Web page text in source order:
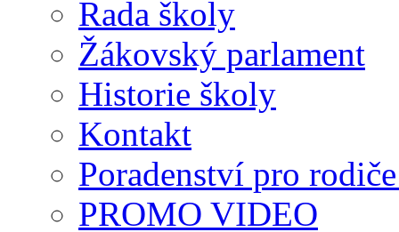
Rada školy
Žákovský parlament
Historie školy
Kontakt
Poradenství pro
PROMO VIDEO